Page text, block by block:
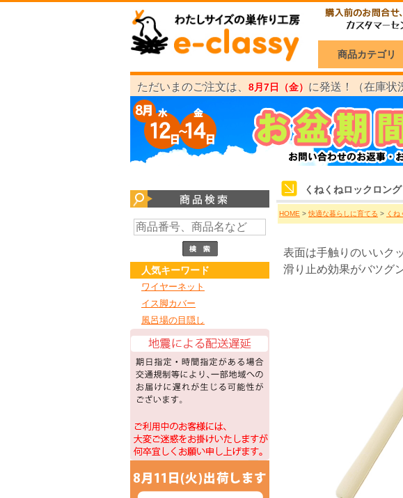
商品カテゴリ
ただいまのご注文は、 8月7日（金） に発送！（在庫状
人気キーワード
ワイヤーネット
イス脚カバー
風呂場の目隠し
くねくねロックロン
HOME > 快適な暮らしに育てる > くね
表面は手触りのいいク
滑り止め効果がバツグ